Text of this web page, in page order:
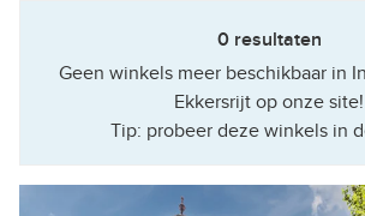
0 resultaten
Geen winkels meer beschikbaar in
Ekkersrijt op onze site!
Tip: probeer deze winkels in